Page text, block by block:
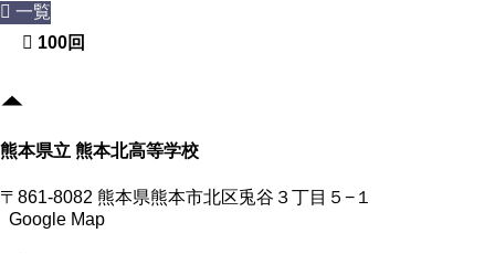
一覧
100回
熊本県立 熊本北高等学校
〒861-8082 熊本県熊本市北区兎谷３丁目５−１
Google Map